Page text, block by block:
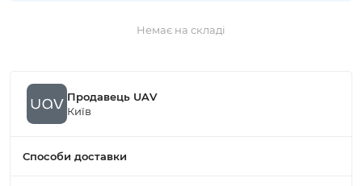
Немає на складі
Продавець UAV
Київ
Способи доставки